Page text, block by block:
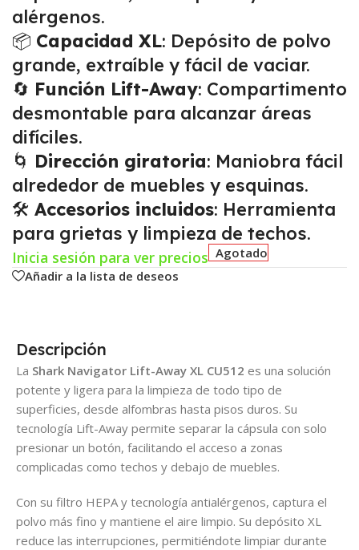
alérgenos.
📦 Capacidad XL: Depósito de polvo
grande, extraíble y fácil de vaciar.
🔄 Función Lift-Away: Compartimento
desmontable para alcanzar áreas
difíciles.
🌀 Dirección giratoria: Maniobra fácil
alrededor de muebles y esquinas.
🛠️ Accesorios incluidos: Herramienta
para grietas y limpieza de techos.
Inicia sesión para ver precios Agotado
Añadir a la lista de deseos
Descripción
La Shark Navigator Lift-Away XL CU512 es una solución
potente y ligera para la limpieza de todo tipo de
superficies, desde alfombras hasta pisos duros. Su
tecnología Lift-Away permite separar la cápsula con solo
presionar un botón, facilitando el acceso a zonas
complicadas como techos y debajo de muebles.
Con su filtro HEPA y tecnología antialérgenos, captura el
polvo más fino y mantiene el aire limpio. Su depósito XL
reduce las interrupciones, permitiéndote limpiar durante